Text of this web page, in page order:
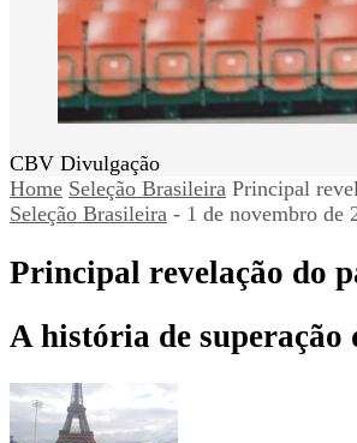
CBV Divulgação
Home Seleção Brasileira Principal
Seleção Brasileira - 1 de novembro de
Principal revelação do
A história de superação